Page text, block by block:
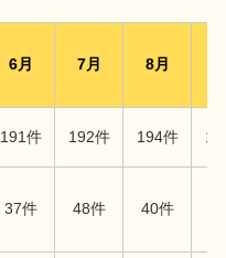
6月 7月 8月
191件 192件 194件
37件 48件 40件